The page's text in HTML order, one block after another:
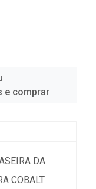
e comprar
DA
COBALT